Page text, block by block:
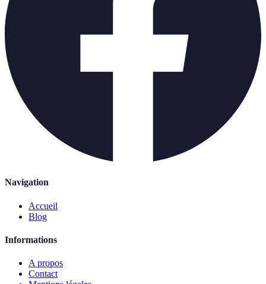
Navigation
Accueil
Blog
Informations
A propos
Contact